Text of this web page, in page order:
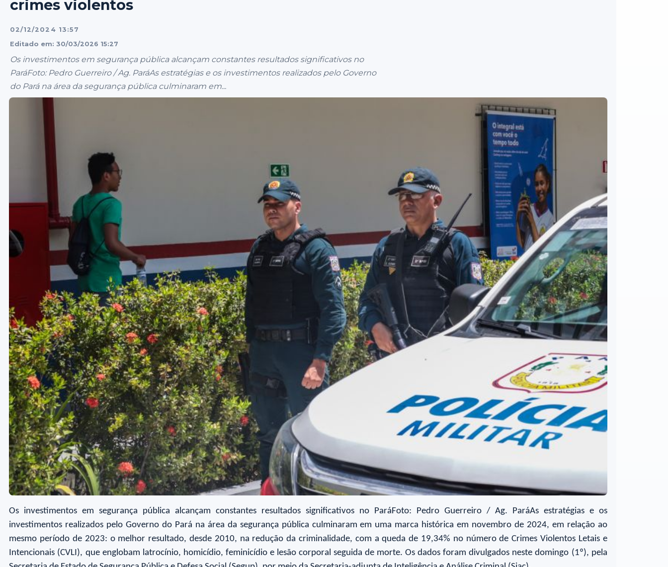
crimes violentos
02/12/2024 13:57
Editado em: 30/03/2026 15:27
Os investimentos em segurança pública alcançam constantes resultados significativos no
ParáFoto: Pedro Guerreiro / Ag. ParáAs estratégias e os investimentos realizados pelo Governo
do Pará na área da segurança pública culminaram em...
Os investimentos em segurança pública alcançam constantes resultados significativos no ParáFoto: Pedro Guerreiro / Ag. ParáAs estratégias e os
investimentos realizados pelo Governo do Pará na área da segurança pública culminaram em uma marca histórica em novembro de 2024, em relação ao
mesmo período de 2023: o melhor resultado, desde 2010, na redução da criminalidade, com a queda de 19,34% no número de Crimes Violentos Letais e
Intencionais (CVLI), que englobam latrocínio, homicídio, feminicídio e lesão corporal seguida de morte. Os dados foram divulgados neste domingo (1º), pela